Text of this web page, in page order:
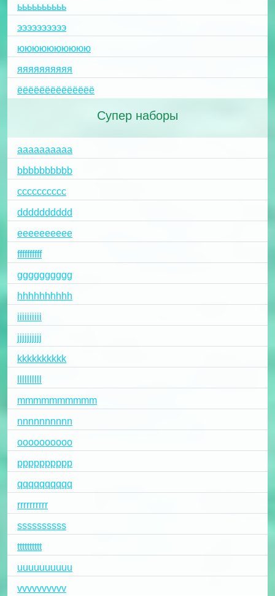
ьььььььььь
ээээээээээ
юююююююююю
яяяяяяяяяя
ёёёёёёёёёёёёёё
Супер наборы
aaaaaaaaaa
bbbbbbbbbb
cccccccccc
dddddddddd
eeeeeeeeee
ffffffffff
gggggggggg
hhhhhhhhhh
iiiiiiiiii
jjjjjjjjjj
kkkkkkkkkk
mmmmmmmmmm
nnnnnnnnnn
oooooooooo
pppppppppp
qqqqqqqqqq
rrrrrrrrrr
ssssssssss
tttttttttt
uuuuuuuuuu
vvvvvvvvvv